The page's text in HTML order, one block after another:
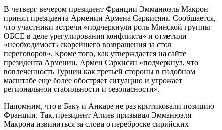
В четверг вечером президент Франции Эмманюэль Макрон
принял президента Армении Армена Саркисяна. Сообщается,
что участники встречи «подчеркнули роль Минской группы
ОБСЕ в деле урегулирования конфликта» и отметили
«необходимость скорейшего возвращения за стол
переговоров». Кроме того, как утверждается на сайте
президента Армении, Армен Саркисян «подчеркнул, что
вовлеченность Турции как третьей стороны в подобном
масштабе еще более обостряет ситуацию и угрожает
региональной стабильности и безопасности».
Напомним, что в Баку и Анкаре не раз критиковали позицию
Франции. Так, президент Алиев призывал Эмманюэля
Макрона извиниться за слова о переброске сирийских